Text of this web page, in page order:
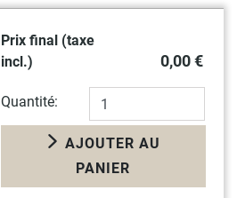
Prix final (taxe
incl.)
0,00 €
Quantité:
AJOUTER AU
PANIER